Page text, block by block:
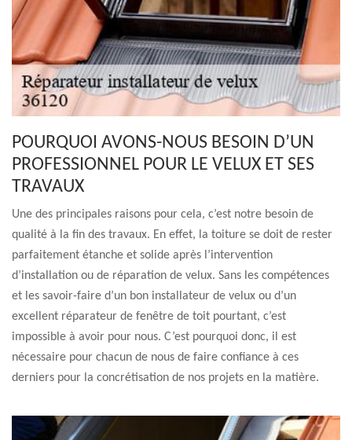
POURQUOI AVONS-NOUS BESOIN D’UN
PROFESSIONNEL POUR LE VELUX ET SES
TRAVAUX
Une des principales raisons pour cela, c’est notre besoin de
qualité à la fin des travaux. En effet, la toiture se doit de rester
parfaitement étanche et solide après l’intervention
d’installation ou de réparation de velux. Sans les compétences
et les savoir-faire d’un bon installateur de velux ou d’un
excellent réparateur de fenêtre de toit pourtant, c’est
impossible à avoir pour nous. C’est pourquoi donc, il est
nécessaire pour chacun de nous de faire confiance à ces
derniers pour la concrétisation de nos projets en la matière.